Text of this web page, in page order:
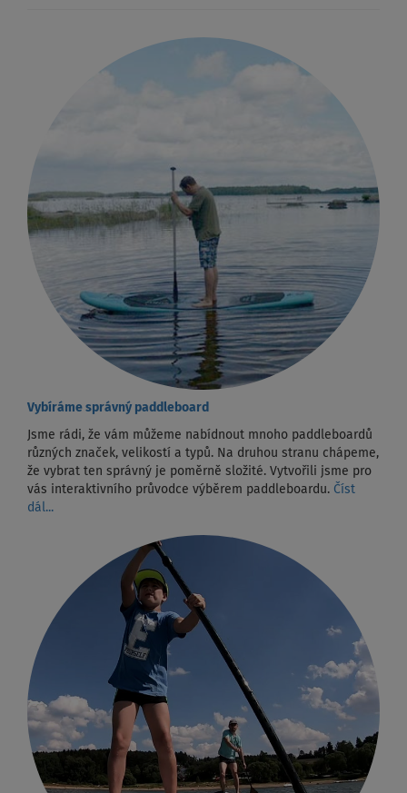
Vybíráme správný paddleboard
Jsme rádi, že vám můžeme nabídnout mnoho paddleboardů
různých značek, velikostí a typů. Na druhou stranu chápeme,
že vybrat ten správný je poměrně složité. Vytvořili jsme pro
vás interaktivního průvodce výběrem paddleboardu. Číst
dál...